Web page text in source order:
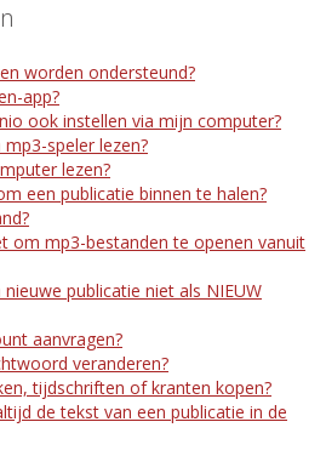
worden ondersteund?
app?
ook instellen via mijn computer?
speler lezen?
lezen?
een publicatie binnen te halen?
om mp3-bestanden te openen vanuit
publicatie niet als NIEUW
aanvragen?
veranderen?
tijdschriften of kranten kopen?
de tekst van een publicatie in de